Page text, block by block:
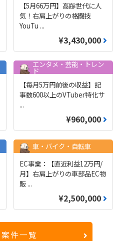
【5月66万円】高齢世代に人
気！右肩上がりの格闘技
YouTu ...
¥3,430,000
エンタメ・芸能・トレン
ド
【毎月5万円前後の収益】記
事数600以上のVTuber特化サ
...
¥960,000
車・バイク・自転車
EC事業：【直近利益12万円/
月】右肩上がりの車部品EC物
販 ...
¥2,500,000
案件一覧